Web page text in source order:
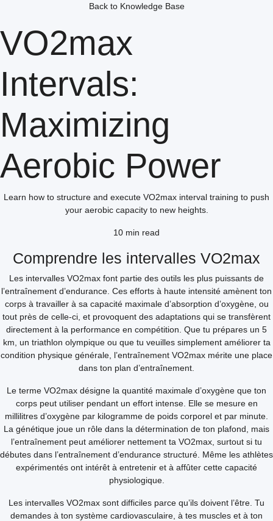
Back to Knowledge Base
VO2max
Intervals:
Maximizing
Aerobic Power
Learn how to structure and execute VO2max interval training to push
your aerobic capacity to new heights.
10 min read
Comprendre les intervalles VO2max
Les intervalles VO2max font partie des outils les plus puissants de
l’entraînement d’endurance. Ces efforts à haute intensité amènent ton
corps à travailler à sa capacité maximale d’absorption d’oxygène, ou
tout près de celle-ci, et provoquent des adaptations qui se transfèrent
directement à la performance en compétition. Que tu prépares un 5
km, un triathlon olympique ou que tu veuilles simplement améliorer ta
condition physique générale, l’entraînement VO2max mérite une place
dans ton plan d’entraînement.
Le terme VO2max désigne la quantité maximale d’oxygène que ton
corps peut utiliser pendant un effort intense. Elle se mesure en
millilitres d’oxygène par kilogramme de poids corporel et par minute.
La génétique joue un rôle dans la détermination de ton plafond, mais
l’entraînement peut améliorer nettement ta VO2max, surtout si tu
débutes dans l’entraînement d’endurance structuré. Même les athlètes
expérimentés ont intérêt à entretenir et à affûter cette capacité
physiologique.
Les intervalles VO2max sont difficiles parce qu’ils doivent l’être. Tu
demandes à ton système cardiovasculaire, à tes muscles et à ton